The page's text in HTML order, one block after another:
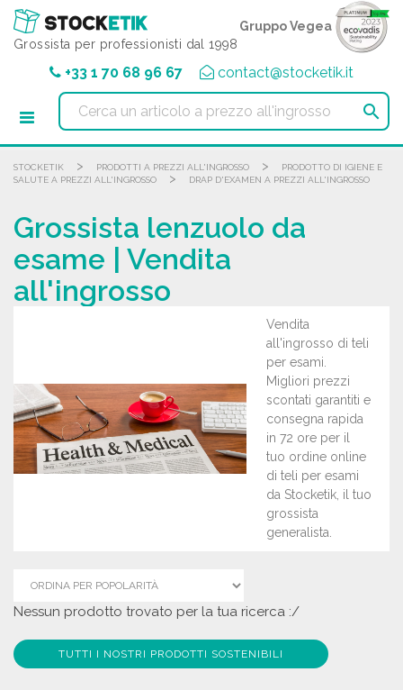
Grossista per professionisti dal 1998
Gruppo Vegea
+33 1 70 68 96 67 contact@stocketik.it

STOCKETIK > PRODOTTI A PREZZI ALL'INGROSSO >
PRODOTTO DI IGIENE E
SALUTE A PREZZI ALL'INGROSSO
> DRAP D'EXAMEN A PREZZI ALL'INGROSSO
Grossista lenzuolo da
esame | Vendita
all'ingrosso
Vendita
all'ingrosso di teli
per esami.
Migliori prezzi
scontati garantiti e
consegna rapida
in 72 ore per il
tuo ordine online
di teli per esami
da Stocketik, il tuo
grossista
generalista.
Nessun prodotto trovato per la tua ricerca :/
TUTTI I NOSTRI PRODOTTI SOSTENIBILI
Pannello di gestione dei cookies